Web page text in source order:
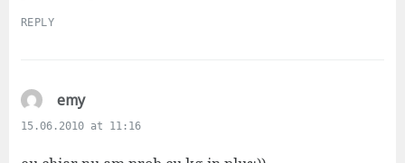
REPLY
emys
a
15.06.2010 at 11:16